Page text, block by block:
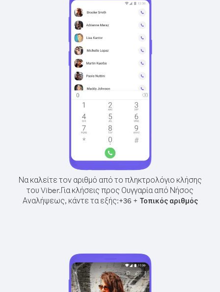
Να καλείτε τον αριθμό από το πληκτρολόγιο κλήσης
του Viber.Για κλήσεις προς Ουγγαρία από Νήσος
Αναλήψεως, κάντε τα εξής:+36 + Τοπικός αριθμός